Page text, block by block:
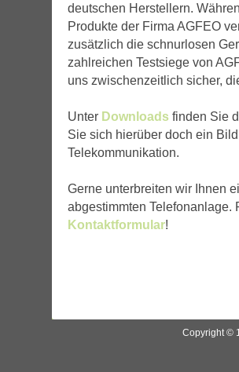
deutschen Herstellern.
Produkte der Firma AGFEO
zusätzlich die schnurlosen
zahlreichen Testsiege von
uns zwischenzeitlich sicher,
Unter Downloads finden Sie
Sie sich hierüber doch ein
Telekommunikation.
Gerne unterbreiten wir Ihnen
abgestimmten Telefonanlage.
Kontaktformular!
Copyright ©